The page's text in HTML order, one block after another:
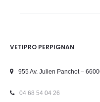
VETIPRO PERPIGNAN
955 Av. Julien Panchot –
04 68 54 04 26